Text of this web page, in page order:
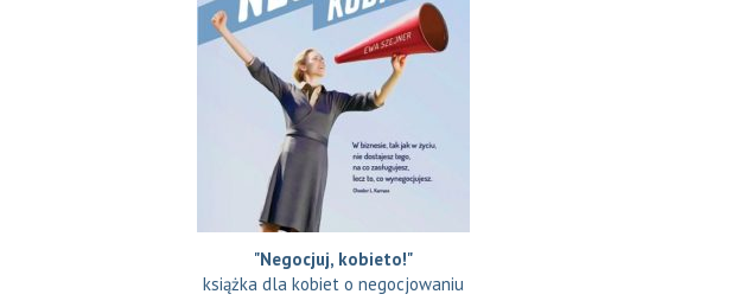
"Negocjuj, kobieto!"
książka dla kobiet o negocjowaniu